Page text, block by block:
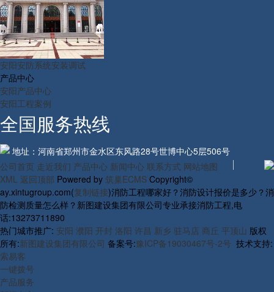
安阳安防系统安装调试
产品中心
安阳产品中心
安阳工程案例
全国服务热线
地址：河南省郑州市金水区东风路28号世博中心5层506号
公司首页 走近我们 产品中心 新闻中心 联系方式 网站地图
XML 返回顶部 Powered by 筑巢ECMS Copyright©
ay.xintugroup.com(复制链接)消防工程哪家好？消防设计报价是多少？消
防检测质量怎么样？新图建设集团有限公司专业承接消防工程,电
话:13273711890
热门城市推广: 安阳 濮阳 开封 洛阳 许昌 新乡 驻马店 商丘 平顶山 版权
所有:新图建设集团有限公司 备案号:豫ICP备19030467号-2号 技术支持:
索易客
一键拨号
产品服务